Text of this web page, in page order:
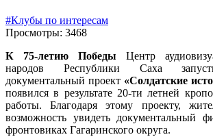
#Клубы по интересам
Просмотры: 3468
К 75-летию Победы Центр
народов Республики Саха
документальный проект «Солдатские
появился в результате 20-ти летней
работы. Благодаря этому проекту,
возможность увидеть документальный
фронтовиках Гагаринского округа.